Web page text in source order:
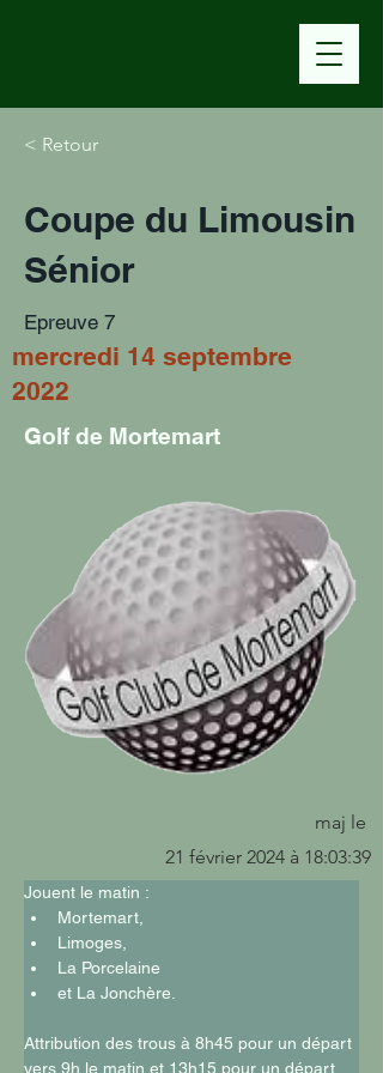
< Retour
Coupe du Limousin
Sénior
Epreuve 7
mercredi 14 septembre
2022
Golf de Mortemart
maj le
21 février 2024 à 18:03:39
Jouent le matin :
Mortemart,
Limoges,
La Porcelaine
et La Jonchère.
Attribution des trous à 8h45 pour un départ
vers 9h le matin et 13h15 pour un départ